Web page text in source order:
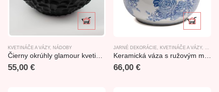
KVETINÁČE A VÁZY, NÁDOBY
Čierny okrúhly glamour kvetináč 48x23cm
55,00 €
JARNÉ DEKORÁCIE, KVETINÁČE A VÁZY,
Keramická váza s ružovým motívom bielo-modrá 26cm
66,00 €